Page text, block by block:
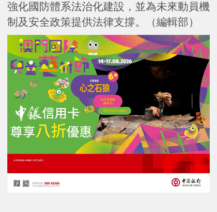
強化國防體系法治化建設，並為未來動員機
制及安全政策提供法律支撐。（編輯部）